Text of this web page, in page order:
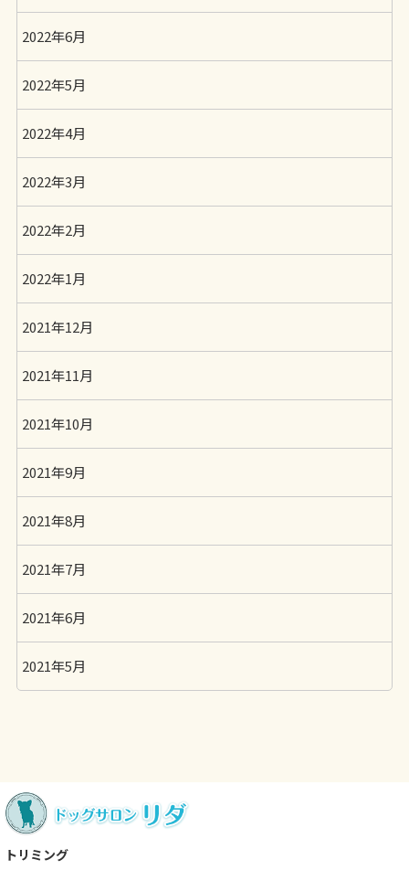
2022年6月
2022年5月
2022年4月
2022年3月
2022年2月
2022年1月
2021年12月
2021年11月
2021年10月
2021年9月
2021年8月
2021年7月
2021年6月
2021年5月
トリミング